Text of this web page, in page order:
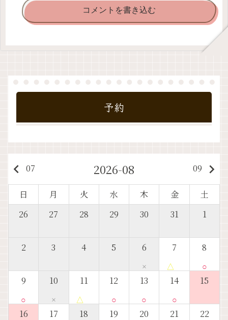
コメントを書き込む
予約
keyboard_arrow_left 07 2026-08 09 keyboard_arrow_right
日 月 火 水 木 金
土
26
27 28 29 30 31 1
2 3 4 5 6
×
7
△
8
○
9
○
10
×
11
△
12
○
13
○
14
○
15
16 17 18 19 20 21 22